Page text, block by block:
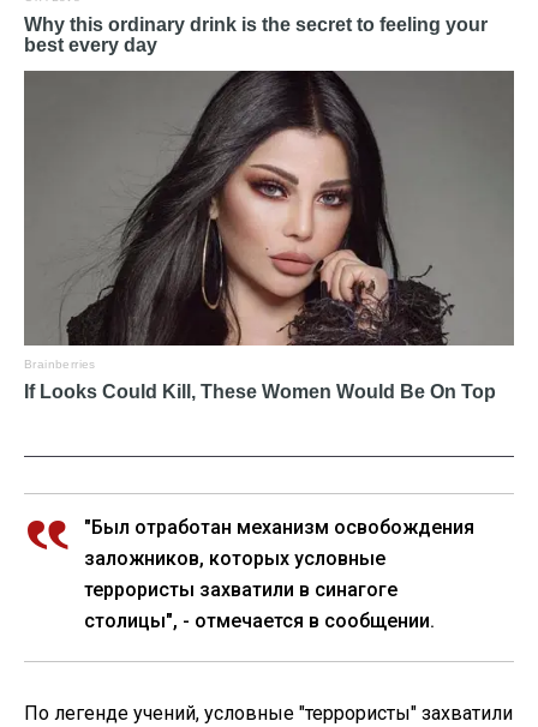
"Был отработан механизм освобождения
заложников, которых условные
террористы захватили в синагоге
столицы", - отмечается в сообщении.
По легенде учений, условные "террористы" захватили